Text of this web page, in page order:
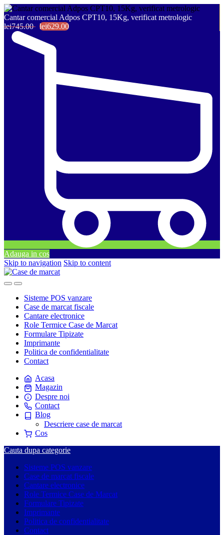
Cantar comercial Adpos CPT10, 15Kg, verificat metrologic
lei745.00 lei629.00
Adauga in cos
Skip to navigation Skip to content
Sisteme POS vanzare
Case de marcat fiscale
Cantare electronice
Role Termice Case de Marcat
Formulare Tipizate
Imprimante
Politica de confidentialitate
Contact
Acasa
Magazin
Despre noi
Contact
Blog
Descriere case de marcat
Cos
Cauta dupa categorie
Sisteme POS vanzare
Case de marcat fiscale
Cantare electronice
Role Termice Case de Marcat
Formulare Tipizate
Imprimante
Politica de confidentialitate
Contact